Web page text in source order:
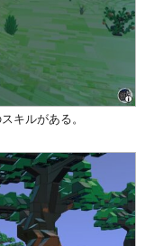
キルがある。